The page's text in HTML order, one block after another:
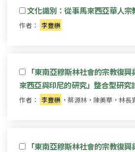
文化識別：從事馬來西亞華人宗
作者： 李豐楙
「東南亞穆斯林社會的宗教復
來西亞與印尼的研究」整合型研究
作者： 李豐楙 ，蔡源林，陳美華，林長
「東南亞穆斯林社會的宗教復